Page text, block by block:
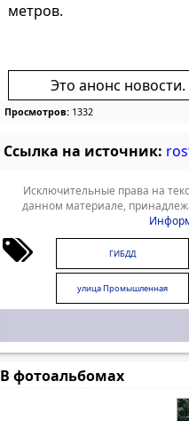
метров.
Это анонс новости.
Просмотров: 1332
Ссылка на источник:
Исключительные права на
данном материале,
ГИБДД
улица Промышленная
В фотоальбомах